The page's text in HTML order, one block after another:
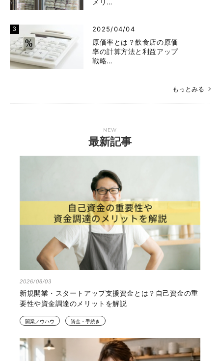
メリ…
2025/04/04
原価率とは？飲食店の原価
率の計算方法と利益アップ
戦略…
もっとみる
NEW
最新記事
2026/08/03
新規開業・スタートアップ支援資金とは？自己資金の重
要性や資金調達のメリットを解説
開業ノウハウ 資金・手続き